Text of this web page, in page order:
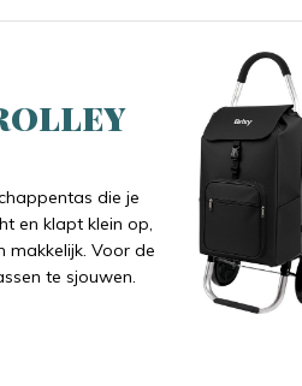
die je
en klapt klein op,
makkelijk. Voor de
te sjouwen.